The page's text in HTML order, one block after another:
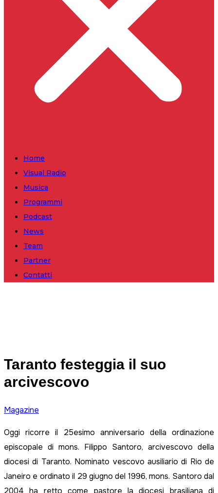
Home
Visual Radio
Musica
Programmi
Podcast
News
Team
Partner
Contatti
Taranto festeggia il suo
arcivescovo
Magazine
Oggi ricorre il 25esimo anniversario della ordinazione
episcopale di mons. Filippo Santoro, arcivescovo della
diocesi di Taranto. Nominato vescovo ausiliario di Rio de
Janeiro e ordinato il 29 giugno del 1996, mons. Santoro dal
2004 ha retto come pastore la diocesi brasiliana di